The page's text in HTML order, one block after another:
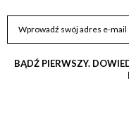
BĄDŹ PIERWSZY.